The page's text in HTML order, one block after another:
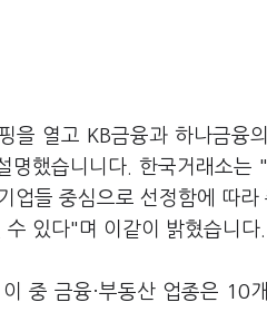
을 열고 KB금융과 하나금융
했습니니다. 한국거래소는
업들 중심으로 선정함에 따라
있다"며 이같이 밝혔습니다.
중 금융·부동산 업종은 10